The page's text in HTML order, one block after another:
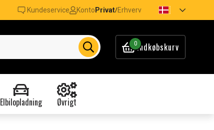
Kundeservice Konto Privat/Erhverv
0Indkøbskurv
Elbilopladning Øvrigt